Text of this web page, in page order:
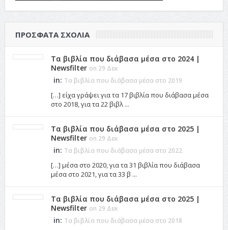
ΠΡΌΣΦΑΤΑ ΣΧΌΛΙΑ
Τα βιβλία που διάβασα μέσα στο 2024 |
Newsfilter on 29 Δεκ
in: Τα βιβλία που διάβασα μέσα στο 2019
[…] είχα γράψει για τα 17 βιβλία που διάβασα μέσα
στο 2018, για τα 22 βιβλ ...
Τα βιβλία που διάβασα μέσα στο 2025 |
Newsfilter on 29 Δεκ
in: Τα βιβλία που διάβασα μέσα στο 2022
[…] μέσα στο 2020, για τα 31 βιβλία που διάβασα
μέσα στο 2021, για τα 33 β ...
Τα βιβλία που διάβασα μέσα στο 2025 |
Newsfilter on 29 Δεκ
in: Τα βιβλία που διάβασα μέσα στο 2018